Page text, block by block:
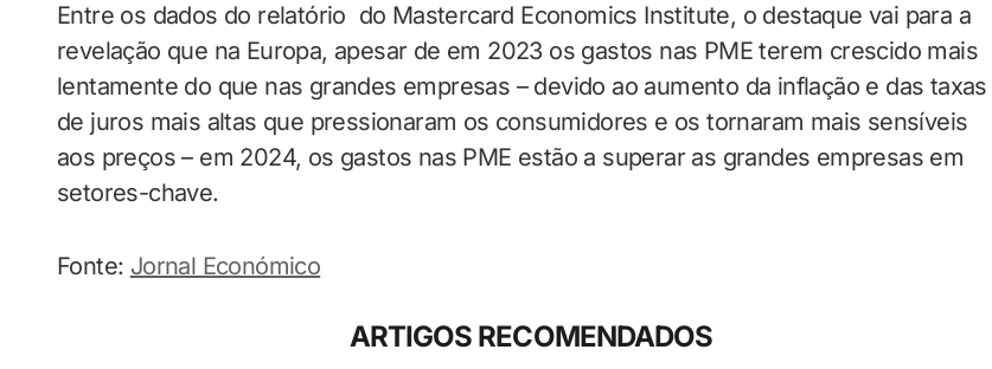
Entre os dados do relatório do Mastercard Economics Institute, o destaque vai para a
revelação que na Europa, apesar de em 2023 os gastos nas PME terem crescido mais
lentamente do que nas grandes empresas – devido ao aumento da inflação e das taxas
de juros mais altas que pressionaram os consumidores e os tornaram mais sensíveis
aos preços – em 2024, os gastos nas PME estão a superar as grandes empresas em
setores-chave.
Fonte: Jornal Económico
ARTIGOS RECOMENDADOS